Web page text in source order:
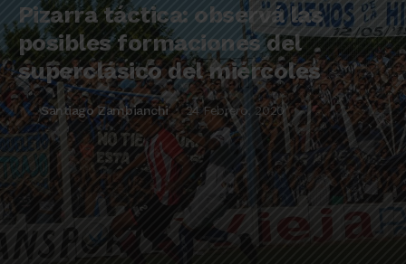
Pizarra táctica: observá las
posibles formaciones del
superclásico del miércoles
Santiago Zambianchi 24 Febrero, 2020